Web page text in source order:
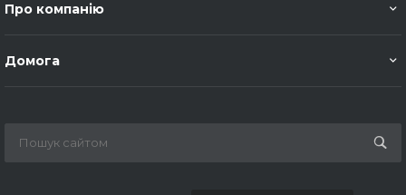
Про компанію
Домога